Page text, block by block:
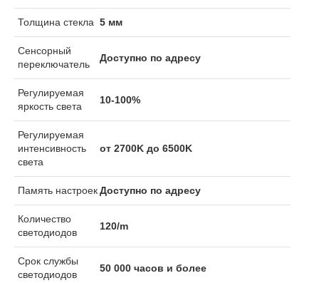
Толщина стекла 5 мм
Сенсорный
переключатель
Доступно по адресу
Регулируемая
яркость света
10-100%
Регулируемая
интенсивность
света
от 2700K до 6500K
Память настроекДоступно по адресу
Количество
светодиодов
120/m
Срок службы
светодиодов
50 000 часов и более